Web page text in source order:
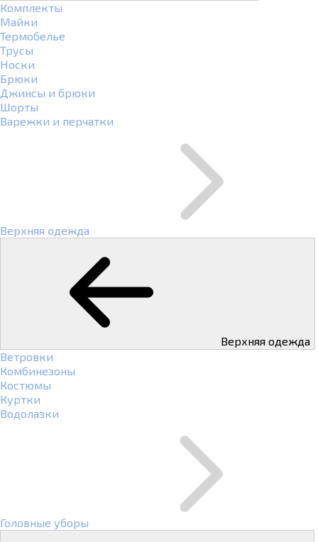
Комплекты
Майки
Термобелье
Трусы
Носки
Брюки
Джинсы и брюки
Шорты
Варежки и перчатки
Верхняя одежда
Верхняя одежда
Ветровки
Комбинезоны
Костюмы
Куртки
Водолазки
Головные уборы